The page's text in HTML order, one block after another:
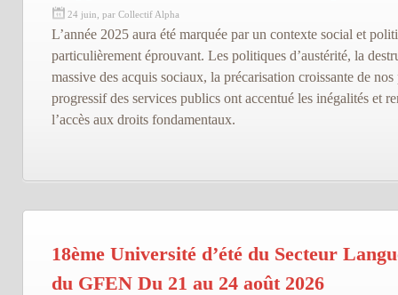
24 juin, par Collectif Alpha
L’année 2025 aura été marquée par un contexte social et
particulièrement éprouvant. Les politiques d’austérité, la
massive des acquis sociaux, la précarisation croissante de
progressif des services publics ont accentué les inégalités et
l’accès aux droits fondamentaux.
18ème Université d’été du Secteur
du GFEN Du 21 au 24 août 2026